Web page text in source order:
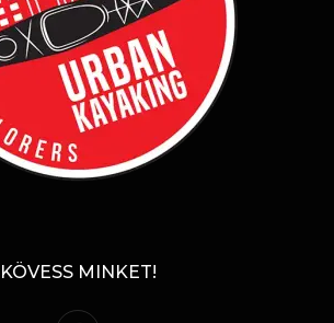
KÖVESS MINKET!